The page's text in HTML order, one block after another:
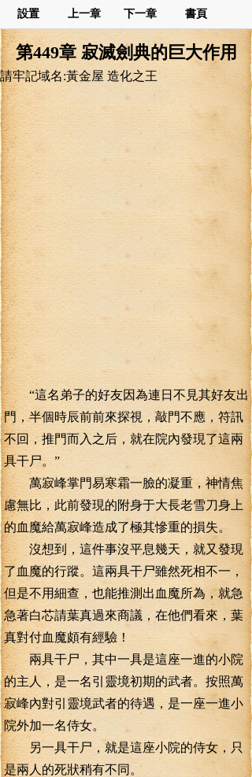
設置 上一章 下一章 書頁
第449章 寂滅劍典的巨大作用
請牢記域名:黃金屋 造化之王
“這名弟子的好友因為連日不見其好友出
門，半個時辰前前來探視，敲門不應，符訊
不回，推門而入之后，就在院內發現了這兩
具干尸。”
萬寂峰掌門易寒霜一臉的凝重，神情焦
慮無比，此前發現的附身于大長老雪刀身上
的血魔給萬寂峰造成了極其慘重的損失。
沒想到，這件事沒平息幾天，就又發現
了血魔的行蹤。這兩具干尸雖然死相不一，
但是不用細查，也能推測出血魔所為，就急
急著白芯請葉真過來商議，在他們看來，葉
真對付血魔頗有經驗！
兩具干尸，其中一具是這座一進的小院
的主人，是一名引靈境初期的武者。按照萬
寂峰內對引靈境武者的待遇，是一座一進小
院外加一名侍女。
另一具干尸，就是這座小院的侍女，只
是兩人的死狀稍有不同。